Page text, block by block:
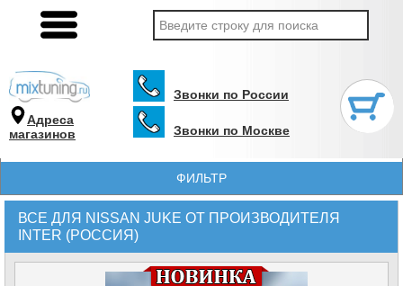
Адреса
магазинов
Звонки по России
Звонки по Москве
ФИЛЬТР
ВСЕ ДЛЯ NISSAN JUKE ОТ ПРОИЗВОДИТЕЛЯ
INTER (РОССИЯ)